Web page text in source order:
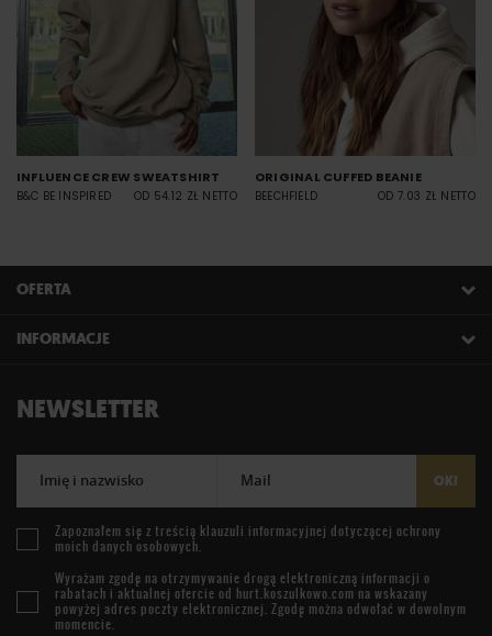
INFLUENCE CREW SWEATSHIRT
B&C BE INSPIRED OD 54.12 ZŁ NETTO
ORIGINAL CUFFED BEANIE
BEECHFIELD OD 7.03 ZŁ NETTO
OFERTA
INFORMACJE
NEWSLETTER
Imię i nazwisko Mail OK!
Zapoznałem się z treścią klauzuli informacyjnej dotyczącej ochrony
moich danych osobowych.
Wyrażam zgodę na otrzymywanie drogą elektroniczną informacji o
rabatach i aktualnej ofercie od hurt.koszulkowo.com na wskazany
powyżej adres poczty elektronicznej. Zgodę można odwołać w dowolnym
momencie.